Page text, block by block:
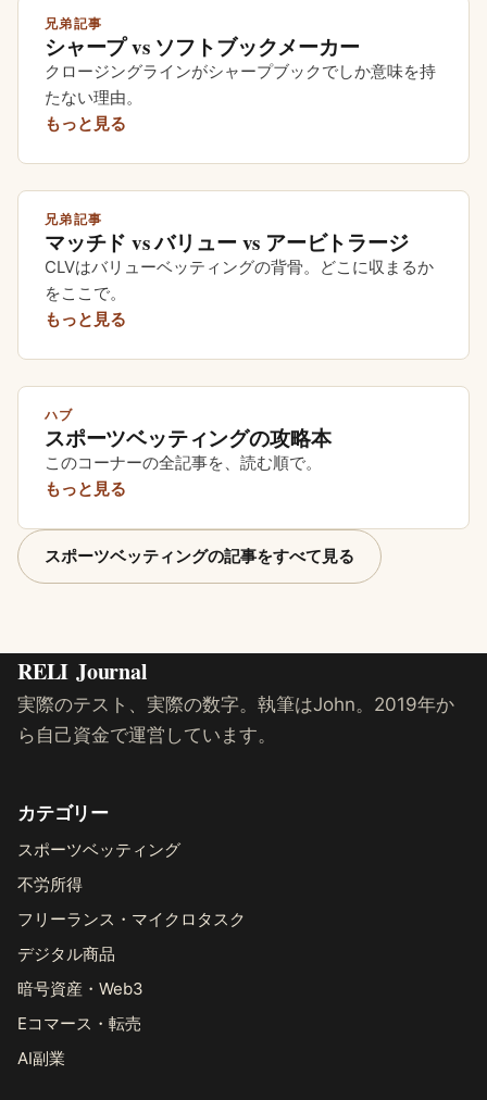
兄弟記事
シャープ vs ソフトブックメーカー
クロージングラインがシャープブックでしか意味を持
たない理由。
もっと見る
兄弟記事
マッチド vs バリュー vs アービトラージ
CLVはバリューベッティングの背骨。どこに収まるか
をここで。
もっと見る
ハブ
スポーツベッティングの攻略本
このコーナーの全記事を、読む順で。
もっと見る
スポーツベッティングの記事をすべて見る
RELI Journal
実際のテスト、実際の数字。執筆はJohn。2019年か
ら自己資金で運営しています。
カテゴリー
スポーツベッティング
不労所得
フリーランス・マイクロタスク
デジタル商品
暗号資産・Web3
Eコマース・転売
AI副業